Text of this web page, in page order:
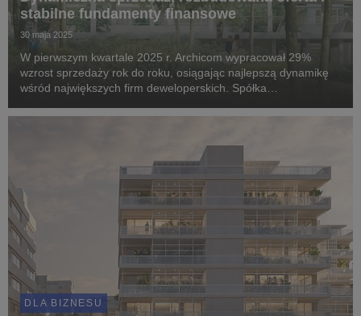
stabilne fundamenty finansowe
30 maja 2025
W pierwszym kwartale 2025 r. Archicom wypracował 29%
wzrost sprzedaży rok do roku, osiągając najlepszą dynamikę
wśród największych firm deweloperskich. Spółka
rynkowe odbicie, jednocześnie utrzymując stabilność finan...
DLA BIZNESU